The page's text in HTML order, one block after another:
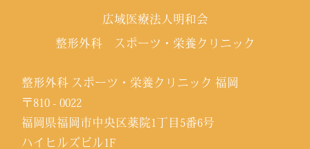
広域医療法人明和会
整形外科 スポーツ・栄養クリニック
整形外科 スポーツ・栄養クリニック 福岡
〒810 - 0022
福岡県福岡市中央区薬院1丁目5番6号
ハイヒルズビル1F